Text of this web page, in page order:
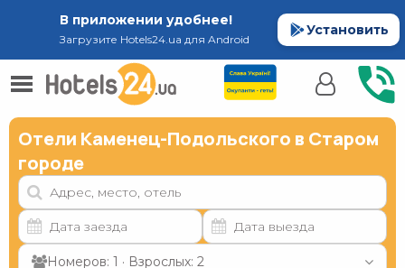
В приложении удобнее!
Загрузите Hotels24.ua для Android
Установить
Отели Каменец-Подольского в Старом
городе
Номеров: 1 · Взрослых: 2